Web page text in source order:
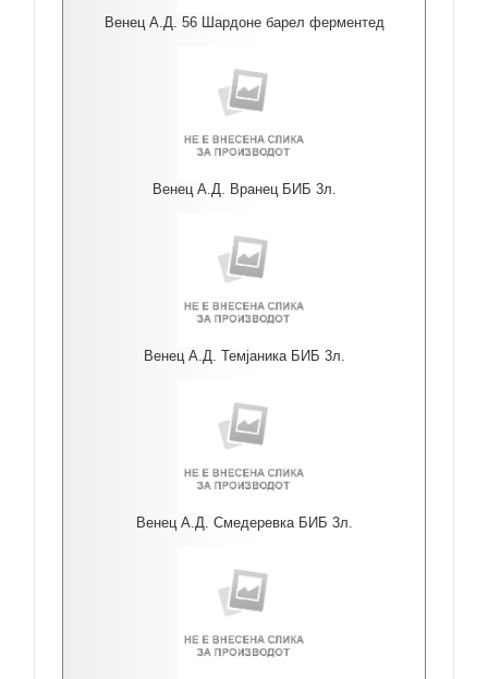
Венец А.Д. 56 Шардоне барел ферментед
Венец А.Д. Вранец БИБ 3л.
Венец А.Д. Темјаника БИБ 3л.
Венец А.Д. Смедеревка БИБ 3л.